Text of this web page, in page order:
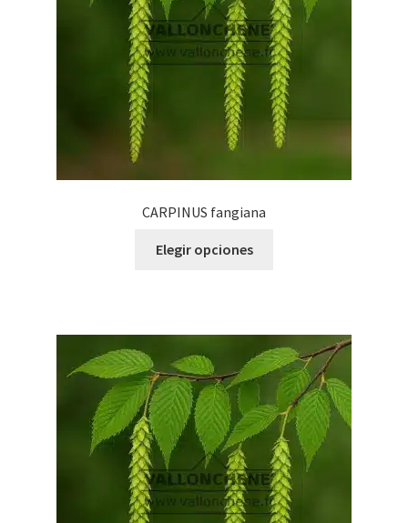
CARPINUS fangiana
Elegir opciones
Las
opciones
se
pueden
elegir
en
la
página